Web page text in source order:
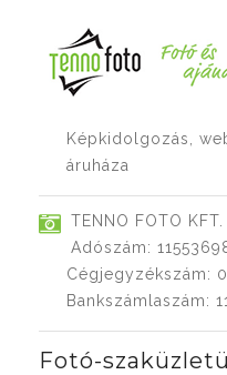
Képkidolgozás,
áruháza
TENNO FOTO KFT.
Adószám:
Cégjegyzékszám:
Bankszámlaszám:
Fotó-